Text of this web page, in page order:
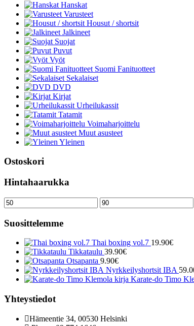
Hanskat
Varusteet
Housut / shortsit
Jalkineet
Suojat
Puvut
Vyöt
Suomi Fanituotteet
Sekalaiset
DVD
Kirjat
Urheilukassit
Tatamit
Voimaharjoittelu
Muut asusteet
Yleinen
Ostoskori
Hintahaarukka
Minimihinta Maksimihinta
Suosittelemme
Thai boxing vol.7 19.90€
Tikkataulu 39.90€
Otsapanta 9.90€
Nyrkkeilyshortsit IBA
Karate-do Timo
Yhteystiedot
Hämeentie 34, 00530 Helsinki